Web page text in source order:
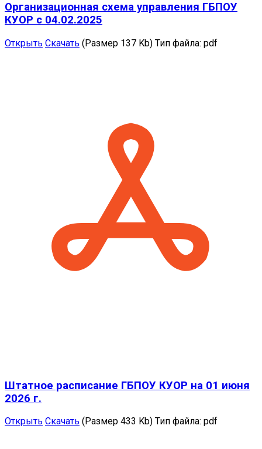
Организационная схема управления ГБПОУ
КУОР с 04.02.2025
Открыть Скачать (Размер 137 Kb) Тип файла: pdf
Штатное расписание ГБПОУ КУОР на 01 июня
2026 г.
Открыть Скачать (Размер 433 Kb) Тип файла: pdf